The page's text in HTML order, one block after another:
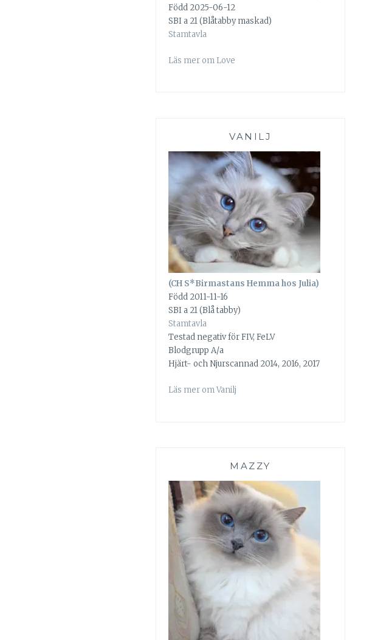
Född 2025-06-12
SBI a 21 (Blåtabby maskad)
Stamtavla
Läs mer om Love
VANILJ
(CH S*Birmastans Hemma hos Julia)
Född 2011-11-16
SBI a 21 (Blå tabby)
Stamtavla
Testad negativ för FIV, FeLV
Blodgrupp A/a
Hjärt- och Njurscannad 2014, 2016, 2017
Läs mer om Vanilj
MAZZY